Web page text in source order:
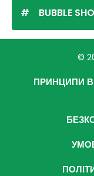
BUBBLE
©
ПРИНЦИПИ